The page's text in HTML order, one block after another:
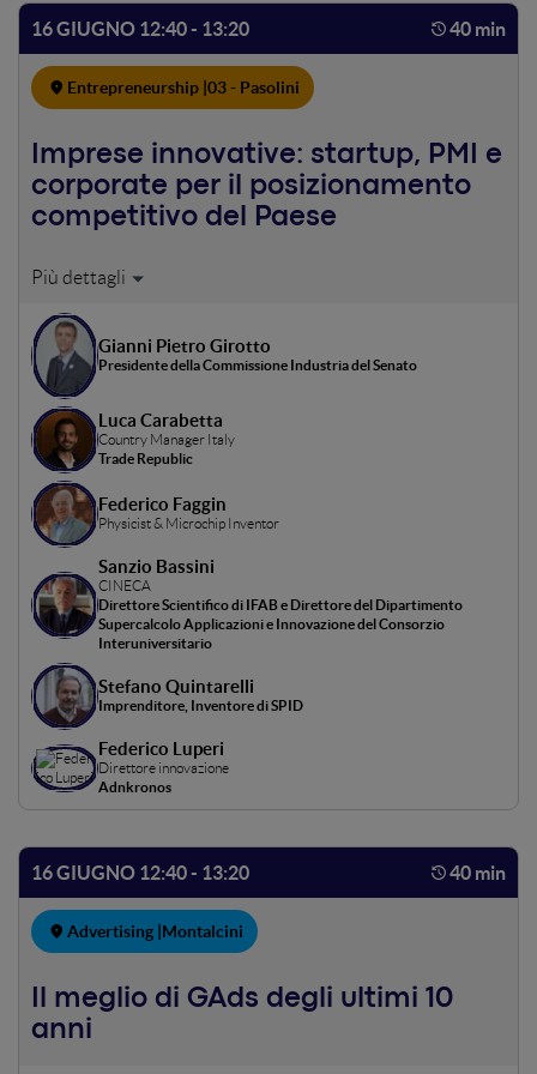
16 GIUGNO 12:40 - 13:20 40 min
Entrepreneurship | 03 - Pasolini
Imprese innovative: startup, PMI e
corporate per il posizionamento
competitivo del Paese
L’impresa è cambiata: le startup, PMI innovative, grandi
politica industriale del Paese. Dobbiamo definire l’offerta
e l’immagine dell’innovazione italiana per posizionarci sul
mercato internazionale.
Gianni Pietro Girotto
Presidente della Commissione Industria del Senato
Luca Carabetta
Country Manager Italy
Trade Republic
Federico Faggin
Physicist & Microchip Inventor
Sanzio Bassini
CINECA
Direttore Scientifico di IFAB e Direttore del Dipartimento
Supercalcolo Applicazioni e Innovazione del Consorzio
Interuniversitario
Stefano Quintarelli
Imprenditore, Inventore di SPID
Federico Luperi
Direttore innovazione
Adnkronos
16 GIUGNO 12:40 - 13:20 40 min
Advertising | Montalcini
Il meglio di GAds degli ultimi 10
anni